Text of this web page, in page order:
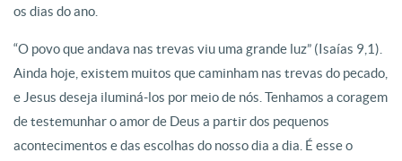
os dias do ano.
“O povo que andava nas trevas viu uma grande luz” (Isaías 9,1).
Ainda hoje, existem muitos que caminham nas trevas do pecado,
e Jesus deseja iluminá-los por meio de nós. Tenhamos a coragem
de testemunhar o amor de Deus a partir dos pequenos
acontecimentos e das escolhas do nosso dia a dia. É esse o